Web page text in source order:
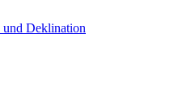
und Deklination